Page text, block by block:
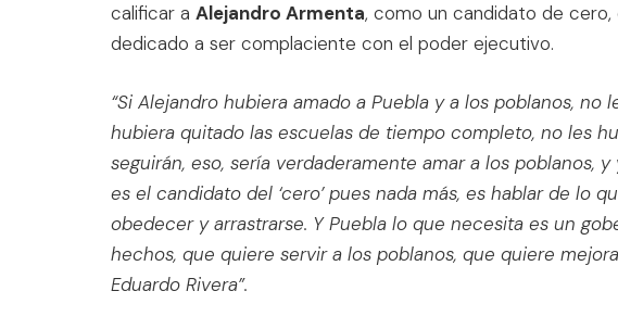
calificar a Alejandro Armenta, como un candidato de
dedicado a ser complaciente con el poder ejecutivo.
“Si Alejandro hubiera amado a Puebla y a los poblanos,
hubiera quitado las escuelas de tiempo completo, no les
seguirán, eso, sería verdaderamente amar a los poblanos,
es el candidato del ‘cero’ pues nada más, es hablar de lo
obedecer y arrastrarse. Y Puebla lo que necesita es un
hechos, que quiere servir a los poblanos, que quiere
Eduardo Rivera”.